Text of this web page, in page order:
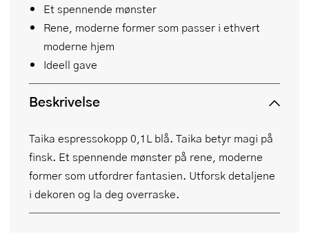
Et spennende mønster
Rene, moderne former som passer i ethvert
moderne hjem
Ideell gave
Beskrivelse
Taika espressokopp 0,1L blå. Taika betyr magi på
finsk. Et spennende mønster på rene, moderne
former som utfordrer fantasien. Utforsk detaljene
i dekoren og la deg overraske.